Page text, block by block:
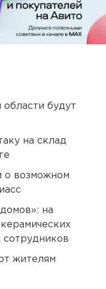
будут
на склад
о возможном
на
сотрудников
жителям